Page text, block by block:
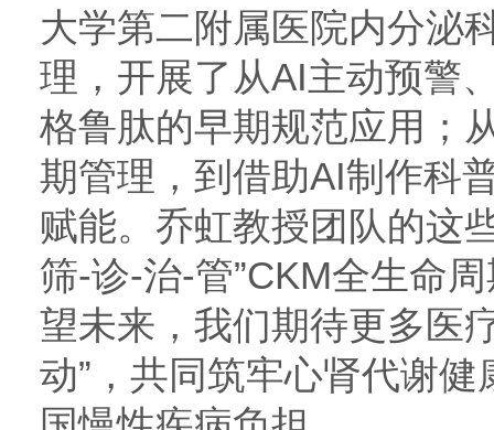
大学第二附属医院内分泌
理，开展了从AI主动预警
格鲁肽的早期规范应用；
期管理，到借助AI制作科
赋能。乔虹教授团队的这
筛-诊-治-管”CKM全生命
望未来，我们期待更多医
动”，共同筑牢心肾代谢